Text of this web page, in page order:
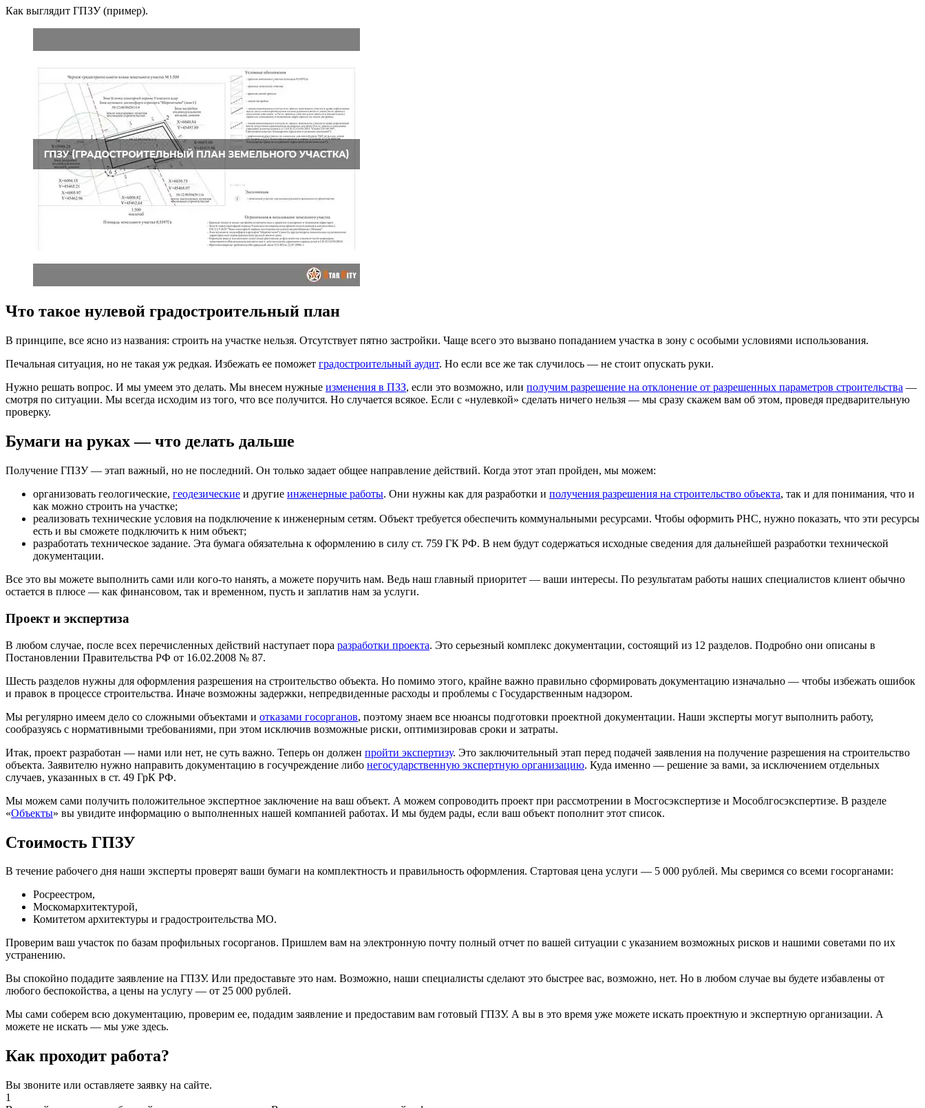
Как выглядит ГПЗУ (пример).
Что такое нулевой градостроительный план
В принципе, все ясно из названия: строить на участке нельзя. Отсутствует пятно застройки. Чаще всего это вызвано попаданием участка в зону с особыми условиями использования.
Печальная ситуация, но не такая уж редкая. Избежать ее поможет градостроительный аудит. Но если все же так случилось — не стоит опускать руки.
Нужно решать вопрос. И мы умеем это делать. Мы внесем нужные изменения в ПЗЗ, если это возможно, или получим разрешение на отклонение от разрешенных параметров строительства —
смотря по ситуации. Мы всегда исходим из того, что все получится. Но случается всякое. Если с «нулевкой» сделать ничего нельзя — мы сразу скажем вам об этом, проведя предварительную
проверку.
Бумаги на руках — что делать дальше
Получение ГПЗУ — этап важный, но не последний. Он только задает общее направление действий. Когда этот этап пройден, мы можем:
организовать геологические, геодезические и другие инженерные работы. Они нужны как для разработки и получения разрешения на строительство объекта, так и для понимания, что и
как можно строить на участке;
реализовать технические условия на подключение к инженерным сетям. Объект требуется обеспечить коммунальными ресурсами. Чтобы оформить РНС, нужно показать, что эти ресурсы
есть и вы сможете подключить к ним объект;
разработать техническое задание. Эта бумага обязательна к оформлению в силу ст. 759 ГК РФ. В нем будут содержаться исходные сведения для дальнейшей разработки технической
документации.
Все это вы можете выполнить сами или кого-то нанять, а можете поручить нам. Ведь наш главный приоритет — ваши интересы. По результатам работы наших специалистов клиент обычно
остается в плюсе — как финансовом, так и временном, пусть и заплатив нам за услуги.
Проект и экспертиза
В любом случае, после всех перечисленных действий наступает пора разработки проекта. Это серьезный комплекс документации, состоящий из 12 разделов. Подробно они описаны в
Постановлении Правительства РФ от 16.02.2008 № 87.
Шесть разделов нужны для оформления разрешения на строительство объекта. Но помимо этого, крайне важно правильно сформировать документацию изначально — чтобы избежать ошибок
и правок в процессе строительства. Иначе возможны задержки, непредвиденные расходы и проблемы с Государственным надзором.
Мы регулярно имеем дело со сложными объектами и отказами госорганов, поэтому знаем все нюансы подготовки проектной документации. Наши эксперты могут выполнить работу,
сообразуясь с нормативными требованиями, при этом исключив возможные риски, оптимизировав сроки и затраты.
Итак, проект разработан — нами или нет, не суть важно. Теперь он должен пройти экспертизу. Это заключительный этап перед подачей заявления на получение разрешения на строительство
объекта. Заявителю нужно направить документацию в госучреждение либо негосударственную экспертную организацию. Куда именно — решение за вами, за исключением отдельных
случаев, указанных в ст. 49 ГрК РФ.
Мы можем сами получить положительное экспертное заключение на ваш объект. А можем сопроводить проект при рассмотрении в Мосгосэкспертизе и Мособлгосэкспертизе. В разделе
«Объекты» вы увидите информацию о выполненных нашей компанией работах. И мы будем рады, если ваш объект пополнит этот список.
Стоимость ГПЗУ
В течение рабочего дня наши эксперты проверят ваши бумаги на комплектность и правильность оформления. Стартовая цена услуги — 5 000 рублей. Мы сверимся со всеми госорганами:
Росреестром,
Москомархитектурой,
Комитетом архитектуры и градостроительства МО.
Проверим ваш участок по базам профильных госорганов. Пришлем вам на электронную почту полный отчет по вашей ситуации с указанием возможных рисков и нашими советами по их
устранению.
Вы спокойно подадите заявление на ГПЗУ. Или предоставьте это нам. Возможно, наши специалисты сделают это быстрее вас, возможно, нет. Но в любом случае вы будете избавлены от
любого беспокойства, а цены на услугу — от 25 000 рублей.
Мы сами соберем всю документацию, проверим ее, подадим заявление и предоставим вам готовый ГПЗУ. А вы в это время уже можете искать проектную и экспертную организации. А
можете не искать — мы уже здесь.
Как проходит работа?
Вы звоните или оставляете заявку на сайте.
1